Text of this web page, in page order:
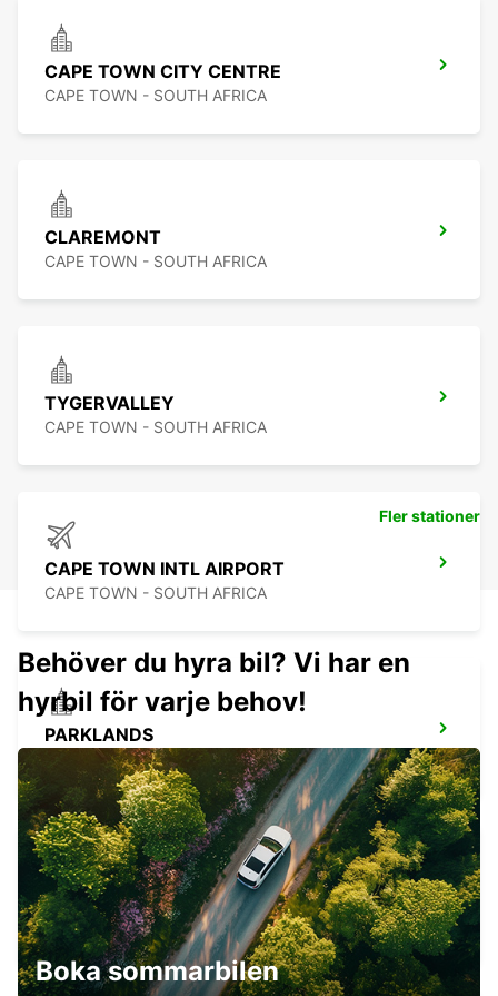
CAPE TOWN CITY CENTRE
CAPE TOWN - SOUTH AFRICA
CLAREMONT
CAPE TOWN - SOUTH AFRICA
TYGERVALLEY
CAPE TOWN - SOUTH AFRICA
CAPE TOWN INTL AIRPORT
CAPE TOWN - SOUTH AFRICA
PARKLANDS
PARKLANDS - SOUTH AFRICA
STELLENBOSCH
STELLENBOSCH - SOUTH AFRICA
Fler stationer
Behöver du hyra bil? Vi har en
hyrbil för varje behov!
Boka sommarbilen